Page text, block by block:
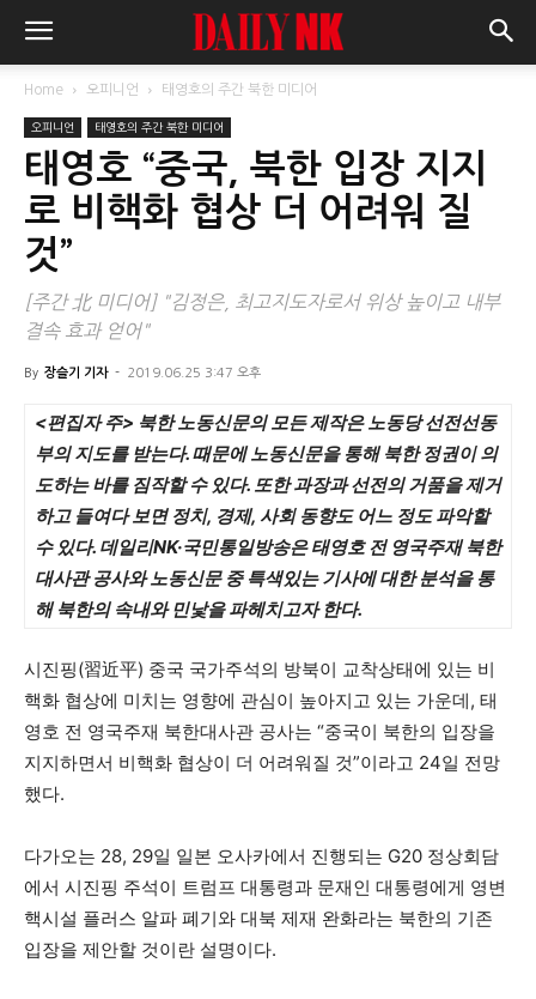
Home 오피니언 태영호의 주간 북한 미디어
오피니언 태영호의 주간 북한 미디어
태영호 “중국, 북한 입장 지지
로 비핵화 협상 더 어려워 질
것”
[주간 北 미디어] "김정은, 최고지도자로서 위상 높이고 내부
결속 효과 얻어"
By 장슬기 기자 - 2019.06.25 3:47 오후
<편집자 주> 북한 노동신문의 모든 제작은 노동당 선전선동
부의 지도를 받는다. 때문에 노동신문을 통해 북한 정권이 의
도하는 바를 짐작할 수 있다. 또한 과장과 선전의 거품을 제거
하고 들여다 보면 정치, 경제, 사회 동향도 어느 정도 파악할
수 있다. 데일리NK·국민통일방송은 태영호 전 영국주재 북한
대사관 공사와 노동신문 중 특색있는 기사에 대한 분석을 통
해 북한의 속내와 민낯을 파헤치고자 한다.
시진핑(習近平) 중국 국가주석의 방북이 교착상태에 있는 비
핵화 협상에 미치는 영향에 관심이 높아지고 있는 가운데, 태
영호 전 영국주재 북한대사관 공사는 “중국이 북한의 입장을
지지하면서 비핵화 협상이 더 어려워질 것”이라고 24일 전망
했다.
다가오는 28, 29일 일본 오사카에서 진행되는 G20 정상회담
에서 시진핑 주석이 트럼프 대통령과 문재인 대통령에게 영변
핵시설 플러스 알파 폐기와 대북 제재 완화라는 북한의 기존
입장을 제안할 것이란 설명이다.